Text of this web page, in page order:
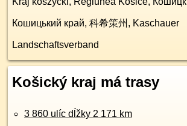
Кошицький край, 科希策州, Kaschauer
Landschaftsverband
Košický kraj má trasy
3 860 ulíc dĺžky 2 171 km